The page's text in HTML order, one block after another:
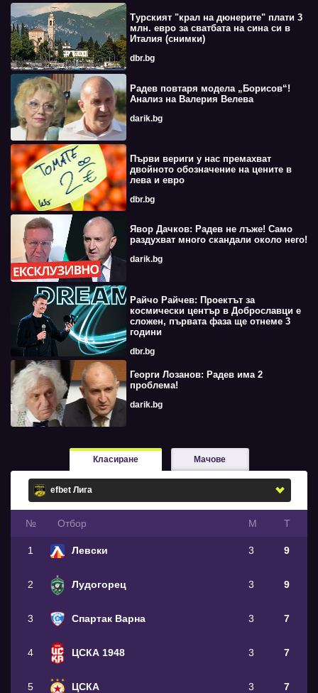
Турският "крал на дюнерите" плати 3
млн. евро за сватбата на сина си в
Италия (снимки)
dbr.bg
Радев повтаря модела „Борисов“!
Анализ на Валерия Велева
darik.bg
Първи вериги у нас премахват
двойното обозначение на цените в
лева и евро
dbr.bg
Явор Дачков: Радев не лъже! Само
раздухват много скандали около него!
darik.bg
Райчо Райчев: Проектът за
космически център в Доброславци е
сложен, първата фаза ще отнеме 3
години
dbr.bg
Георги Лозанов: Радев има 2
проблема!
darik.bg
Класиране Мачове
№ Oтбор М Т
1 Левски 3 9
2 Лудогорец 3 9
3 Спартак Варна 3 7
4 ЦСКА 1948 3 7
5 ЦСКА 3 7